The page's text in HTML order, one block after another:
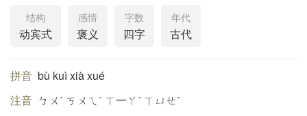
结构
动宾式
感情
褒义
字数
四字
年代
古代
拼音 bù kuì xià xué
注音 ㄅㄨˋ ㄎㄨㄟˋ ㄒ一ㄚˋ ㄒㄩㄝˊ